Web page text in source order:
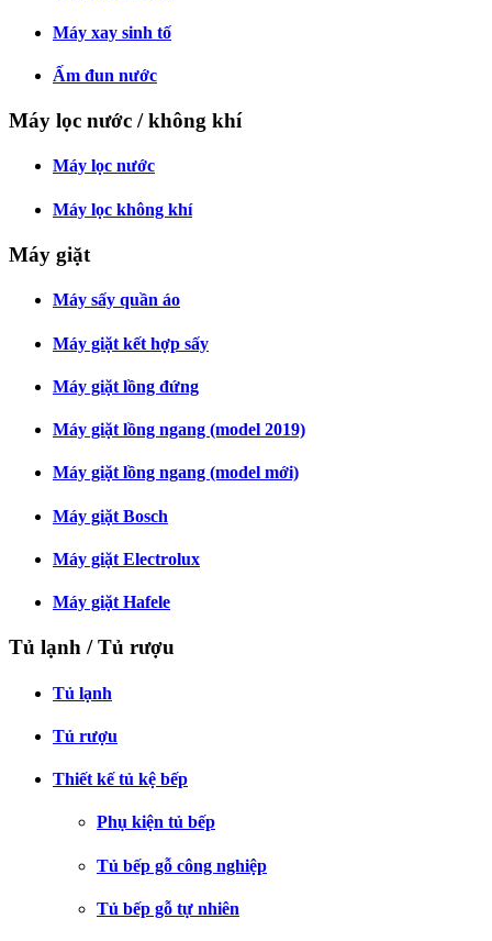
Máy xay sinh tố
Ấm đun nước
Máy lọc nước / không khí
Máy lọc nước
Máy lọc không khí
Máy giặt
Máy sấy quần áo
Máy giặt kết hợp sấy
Máy giặt lồng đứng
Máy giặt lồng ngang (model 2019)
Máy giặt lồng ngang (model mới)
Máy giặt Bosch
Máy giặt Electrolux
Máy giặt Hafele
Tủ lạnh / Tủ rượu
Tủ lạnh
Tủ rượu
Thiết kế tủ kệ bếp
Phụ kiện tủ bếp
Tủ bếp gỗ công nghiệp
Tủ bếp gỗ tự nhiên